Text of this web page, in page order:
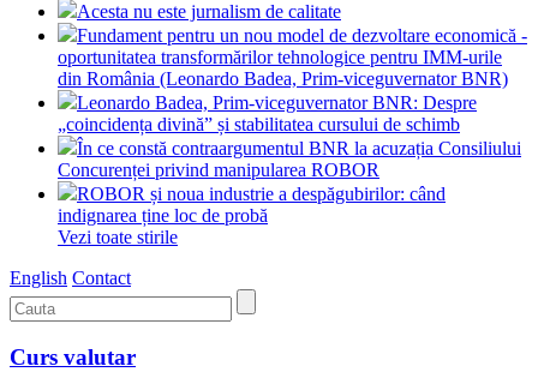
Acesta nu este jurnalism de calitate
Fundament pentru un nou model de dezvoltare economică -
oportunitatea transformărilor tehnologice pentru IMM-urile
din România (Leonardo Badea, Prim-viceguvernator BNR)
Leonardo Badea, Prim-viceguvernator BNR: Despre
„coincidența divină” și stabilitatea cursului de schimb
În ce constă contraargumentul BNR la acuzația Consiliului
Concurenței privind manipularea ROBOR
ROBOR și noua industrie a despăgubirilor: când
indignarea ține loc de probă
Vezi toate stirile
English Contact
Curs valutar